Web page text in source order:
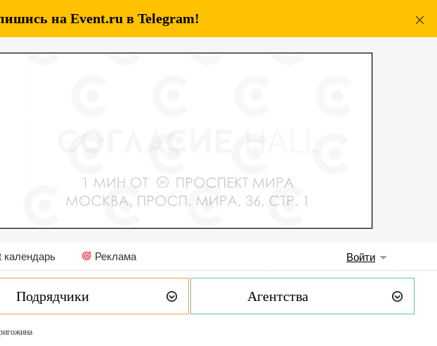
на Event.ru в Telegram!
календарь Реклама Войти
Подрядчики Агентства